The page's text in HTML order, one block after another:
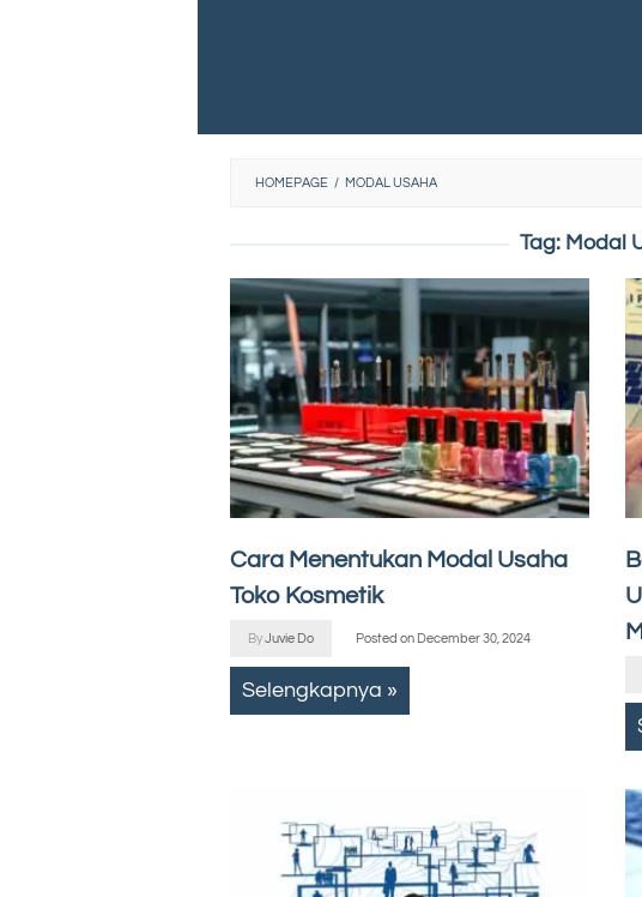
HOMEPAGE / MODAL USAHA
Tag: Modal
Cara Menentukan Modal Usaha
Toko Kosmetik
ByJuvie Do Posted on December 30, 2024
Selengkapnya »